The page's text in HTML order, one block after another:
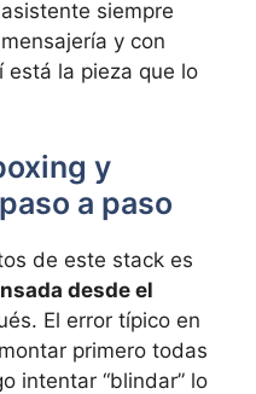
siempre
y con
está la pieza que lo
y
a paso
de este stack es
desde el
El error típico en
primero todas
intentar “blindar” lo